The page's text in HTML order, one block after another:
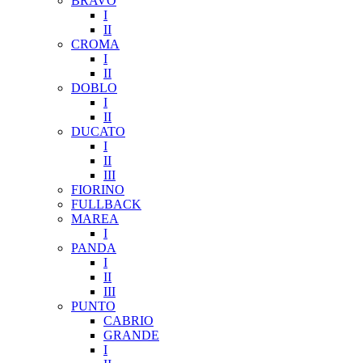
I
II
CROMA
I
II
DOBLO
I
II
DUCATO
I
II
III
FIORINO
FULLBACK
MAREA
I
PANDA
I
II
III
PUNTO
CABRIO
GRANDE
I